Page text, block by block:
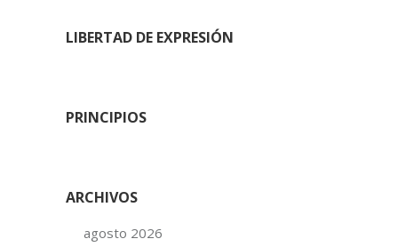
LIBERTAD DE EXPRESIÓN
PRINCIPIOS
ARCHIVOS
agosto 2026